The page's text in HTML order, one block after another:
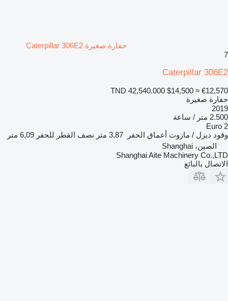
حفارة صغيرة Caterpillar 306E2
7
Caterpillar 306E2
TND 42,540.000 $14,500 ≈ €12,570
حفارة صغيرة
2019
2.500 متر / ساعة
Euro 2
وقود ديزل / مازوت أعماق الحفر 3,87 متر نصف القطر للحفر 6,09 متر
الصين، Shanghai
Shanghai Aite Machinery Co.,LTD
الاتصال بالبائع